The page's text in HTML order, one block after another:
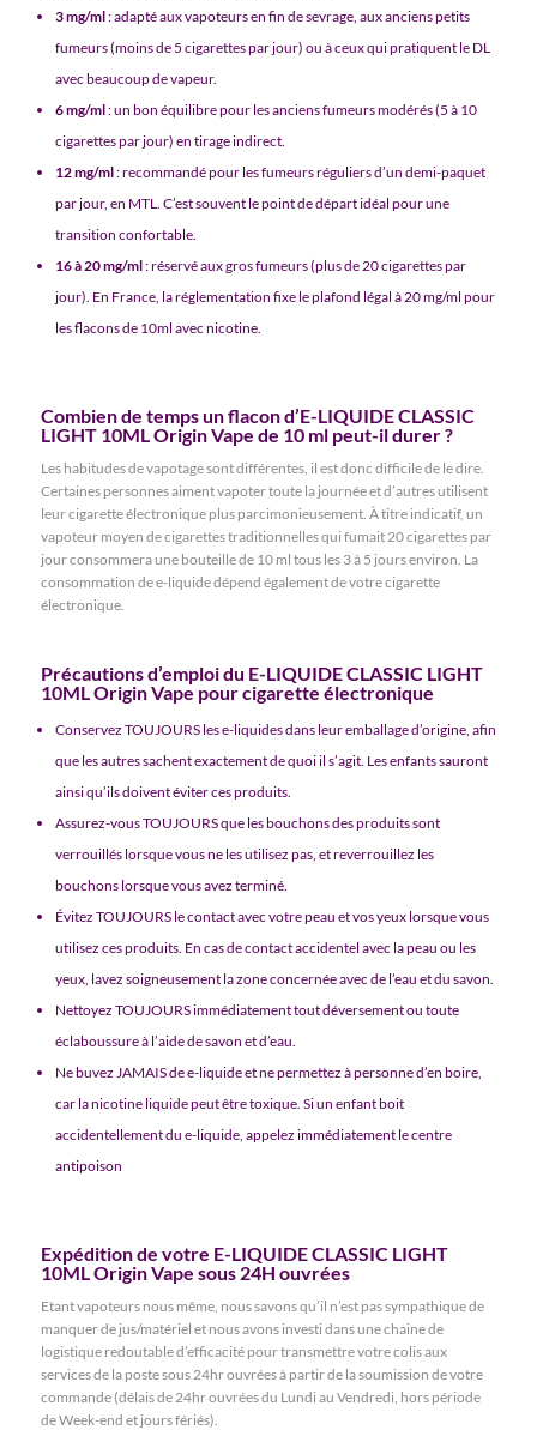
3 mg/ml: adapté aux vapoteurs en fin de sevrage, aux anciens petits
fumeurs (moins de 5 cigarettes par jour) ou à ceux qui pratiquent le DL
avec beaucoup de vapeur.
6 mg/ml: un bon équilibre pour les anciens fumeurs modérés (5 à 10
cigarettes par jour) en tirage indirect.
12 mg/ml: recommandé pour les fumeurs réguliers d’un demi-paquet
par jour, en MTL. C’est souvent le point de départ idéal pour une
transition confortable.
16 à 20 mg/ml: réservé aux gros fumeurs (plus de 20 cigarettes par
jour). En France, la réglementation fixe le plafond légal à 20 mg/ml pour
les flacons de 10ml avec nicotine.
Combien de temps un flacon d’E-LIQUIDE CLASSIC
LIGHT 10ML Origin Vape de 10 ml peut-il durer ?
Les habitudes de vapotage sont différentes, il est donc difficile de le dire.
Certaines personnes aiment vapoter toute la journée et d’autres utilisent
leur cigarette électronique plus parcimonieusement. À titre indicatif, un
vapoteur moyen de cigarettes traditionnelles qui fumait 20 cigarettes par
jour consommera une bouteille de 10 ml tous les 3 à 5 jours environ. La
consommation de e-liquide dépend également de votre cigarette
électronique.
Précautions d’emploi du E-LIQUIDE CLASSIC LIGHT
10ML Origin Vape pour cigarette électronique
Conservez TOUJOURS les e-liquides dans leur emballage d’origine, afin
que les autres sachent exactement de quoi il s’agit. Les enfants sauront
ainsi qu’ils doivent éviter ces produits.
Assurez-vous TOUJOURS que les bouchons des produits sont
verrouillés lorsque vous ne les utilisez pas, et reverrouillez les
bouchons lorsque vous avez terminé.
Évitez TOUJOURS le contact avec votre peau et vos yeux lorsque vous
utilisez ces produits. En cas de contact accidentel avec la peau ou les
yeux, lavez soigneusement la zone concernée avec de l’eau et du savon.
Nettoyez TOUJOURS immédiatement tout déversement ou toute
éclaboussure à l’aide de savon et d’eau.
Ne buvez JAMAIS de e-liquide et ne permettez à personne d’en boire,
car la nicotine liquide peut être toxique. Si un enfant boit
accidentellement du e-liquide, appelez immédiatement le centre
antipoison
Expédition de votre E-LIQUIDE CLASSIC LIGHT
10ML Origin Vape sous 24H ouvrées
Etant vapoteurs nous même, nous savons qu’il n’est pas sympathique de
manquer de jus/matériel et nous avons investi dans une chaine de
logistique redoutable d’efficacité pour transmettre votre colis aux
services de la poste sous 24hr ouvrées à partir de la soumission de votre
commande (délais de 24hr ouvrées du Lundi au Vendredi, hors période
de Week-end et jours fériés).